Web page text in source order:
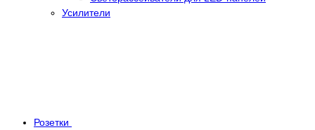
Усилители
Розетки